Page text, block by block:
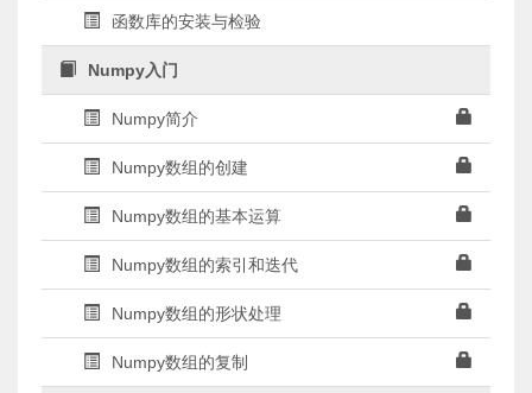
函数库的安装与检验
Numpy入门
Numpy简介
Numpy数组的创建
Numpy数组的基本运算
Numpy数组的索引和迭代
Numpy数组的形状处理
Numpy数组的复制